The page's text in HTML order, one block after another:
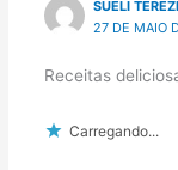
SUELI
27 DE MAIO
Receitas
Carregando...